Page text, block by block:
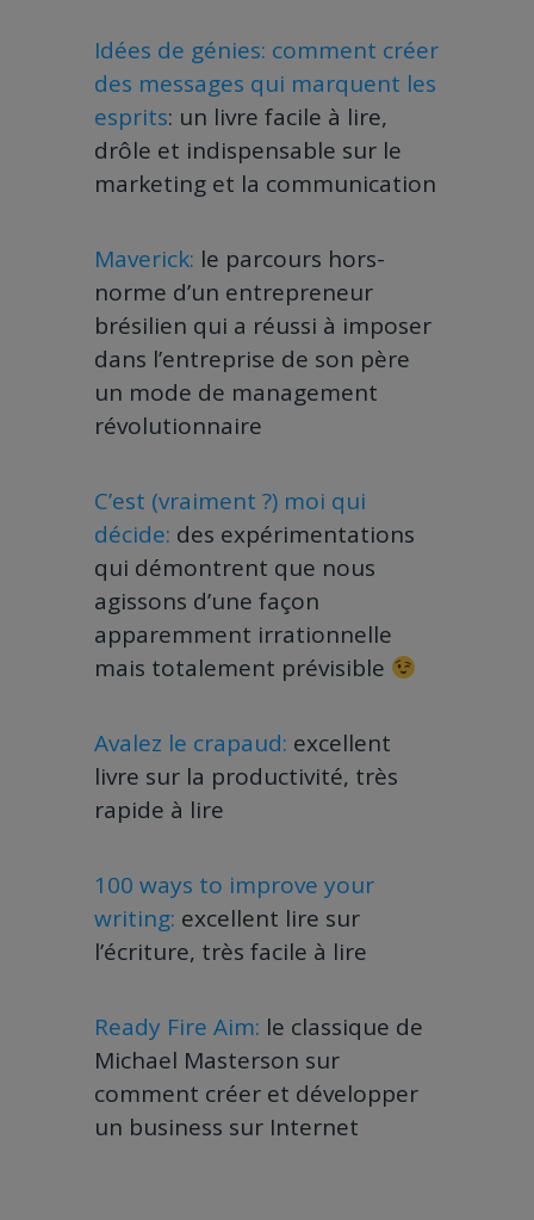
Idées de génies: comment créer
des messages qui marquent les
esprits: un livre facile à lire,
drôle et indispensable sur le
marketing et la communication
Maverick: le parcours hors-
norme d’un entrepreneur
brésilien qui a réussi à imposer
dans l’entreprise de son père
un mode de management
révolutionnaire
C’est (vraiment ?) moi qui
décide: des expérimentations
qui démontrent que nous
agissons d’une façon
apparemment irrationnelle
mais totalement prévisible
Avalez le crapaud: excellent
livre sur la productivité, très
rapide à lire
100 ways to improve your
writing: excellent lire sur
l’écriture, très facile à lire
Ready Fire Aim: le classique de
Michael Masterson sur
comment créer et développer
un business sur Internet